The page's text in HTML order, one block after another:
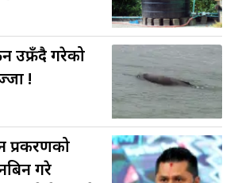
उफ्रँदै गरेको
!
प्रकरणको
गरे